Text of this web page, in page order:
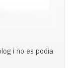
i no es podia